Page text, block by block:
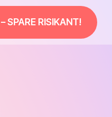
SPARE RISIKANT!